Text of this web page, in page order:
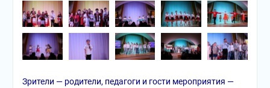
Зрители — родители, педагоги и гости мероприятия —